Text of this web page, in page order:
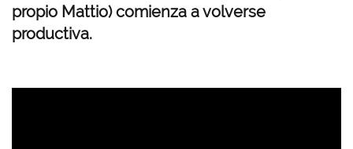
propio Mattio) comienza a volverse
productiva.